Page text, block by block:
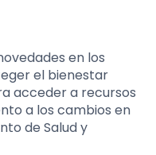
en los
el bienestar
acceder a recursos
a los cambios en
de Salud y